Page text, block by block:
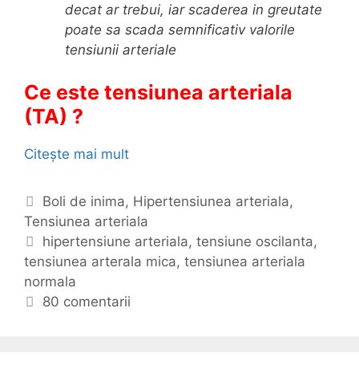
a
l
a
:
o
m
e
,
o
decat ar trebui, iar scaderea in greutate
poate sa scada semnificativ valorile
tensiunii arteriale
Ce este tensiunea arteriala
(TA) ?
Citește mai mult
p
e
t
n
C
a
t
e
g
o
Boli de inima, Hipertensiunea arteriala,
Tensiunea arteriala
E
t
i
c
hipertensiune arteriala,tensiune oscilanta,
tensiunea arterala mica, tensiunea arteriala
normala
80 comentarii